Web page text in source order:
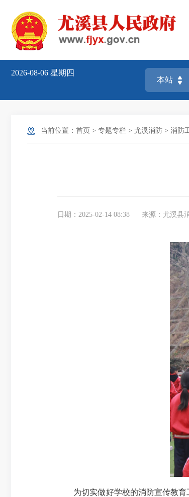
2026-08-06 星期四
当前位置： 首页 > 专题专栏 > 尤溪消防 > 消防
日期：2025-02-14 08:38 来源：尤溪县
为切实做好学校的消防宣传教育工